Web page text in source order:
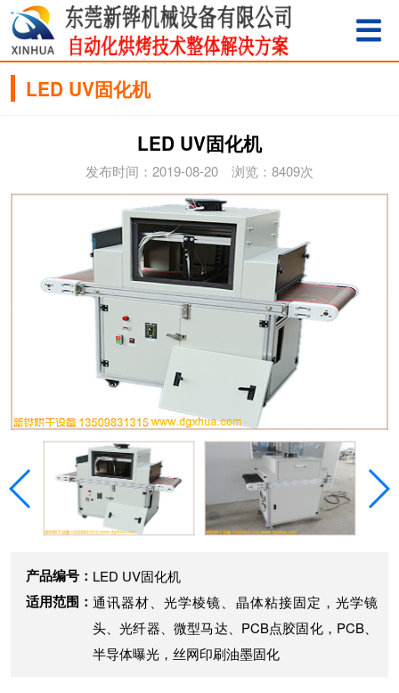
LED UV固化机
LED UV固化机
发布时间：2019-08-20 浏览：8409次
产品编号： LED UV固化机
适用范围： 通讯器材、光学棱镜、晶体粘接固定，光学镜
头、光纤器、微型马达、PCB点胶固化，PCB、
半导体曝光，丝网印刷油墨固化